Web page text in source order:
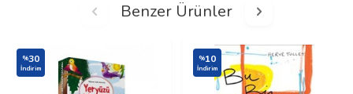
Benzer Ürünler
%30
İndirim
%10
İndirim